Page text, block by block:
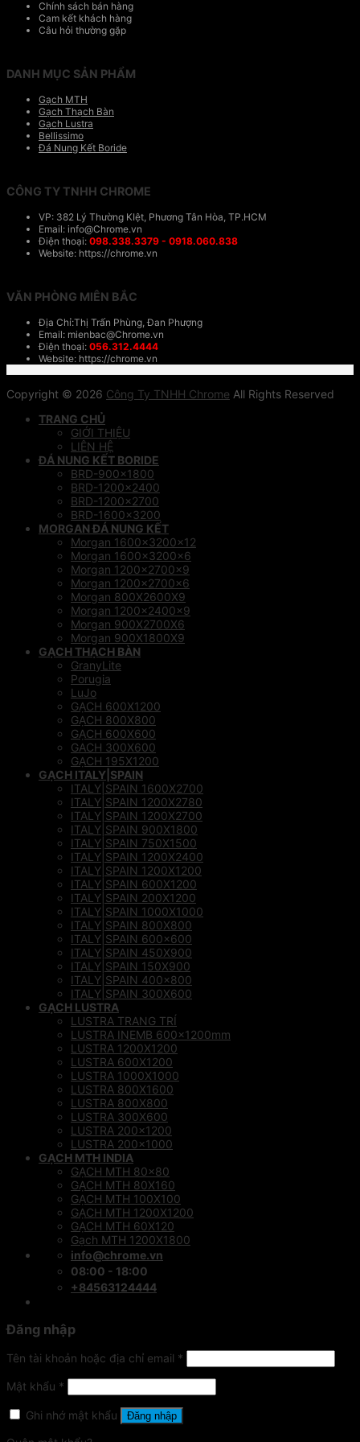
Chính sách bán hàng
Cam kết khách hàng
Câu hỏi thường gặp
DANH MỤC SẢN PHẨM
Gạch MTH
Gạch Thạch Bàn
Gạch Lustra
Bellissimo
Đá Nung Kết Boride
CÔNG TY TNHH CHROME
VP: 382 Lý Thường KIệt, Phương Tân Hòa, TP.HCM
Email: info@Chrome.vn
Điện thoại: 098.338.3379 - 0918.060.838
Website: https://chrome.vn
VĂN PHÒNG MIÊN BẮC
Địa Chỉ:Thị Trấn Phùng, Đan Phượng
Email: mienbac@Chrome.vn
Điện thoại: 056.312.4444
Website: https://chrome.vn
Copyright © 2026 Công Ty TNHH Chrome All Rights Reserved
TRANG CHỦ
GIỚI THIỆU
LIÊN HỆ
ĐÁ NUNG KẾT BORIDE
BRD-900×1800
BRD-1200×2400
BRD-1200×2700
BRD-1600×3200
MORGAN ĐÁ NUNG KẾT
Morgan 1600x3200x12
Morgan 1600x3200x6
Morgan 1200x2700x9
Morgan 1200x2700x6
Morgan 800X2600X9
Morgan 1200x2400x9
Morgan 900X2700X6
Morgan 900X1800X9
GẠCH THẠCH BÀN
GranyLite
Porugia
LuJo
GẠCH 600X1200
GẠCH 800X800
GẠCH 600X600
GACH 300X600
GẠCH 195X1200
GẠCH ITALY|SPAIN
ITALY|SPAIN 1600X2700
ITALY|SPAIN 1200X2780
ITALY|SPAIN 1200X2700
ITALY|SPAIN 900X1800
ITALY|SPAIN 750X1500
ITALY|SPAIN 1200X2400
ITALY|SPAIN 1200X1200
ITALY|SPAIN 600X1200
ITALY|SPAIN 200X1200
ITALY|SPAIN 1000X1000
ITALY|SPAIN 800X800
ITALY|SPAIN 600×600
ITALY|SPAIN 450X900
ITALY|SPAIN 150X900
ITALY|SPAIN 400×800
ITALY|SPAIN 300X600
GẠCH LUSTRA
LUSTRA TRANG TRÍ
LUSTRA INEMB 600x1200mm
LUSTRA 1200X1200
LUSTRA 600X1200
LUSTRA 1000X1000
LUSTRA 800X1600
LUSTRA 800X800
LUSTRA 300X600
LUSTRA 200×1200
LUSTRA 200×1000
GẠCH MTH INDIA
GẠCH MTH 80×80
GẠCH MTH 80X160
GẠCH MTH 100X100
GẠCH MTH 1200X1200
GẠCH MTH 60X120
Gạch MTH 1200X1800
info@chrome.vn
08:00 - 18:00
+84563124444
Đăng nhập
Tên tài khoản hoặc địa chỉ email *
Mật khẩu *
Ghi nhớ mật khẩu Đăng nhập